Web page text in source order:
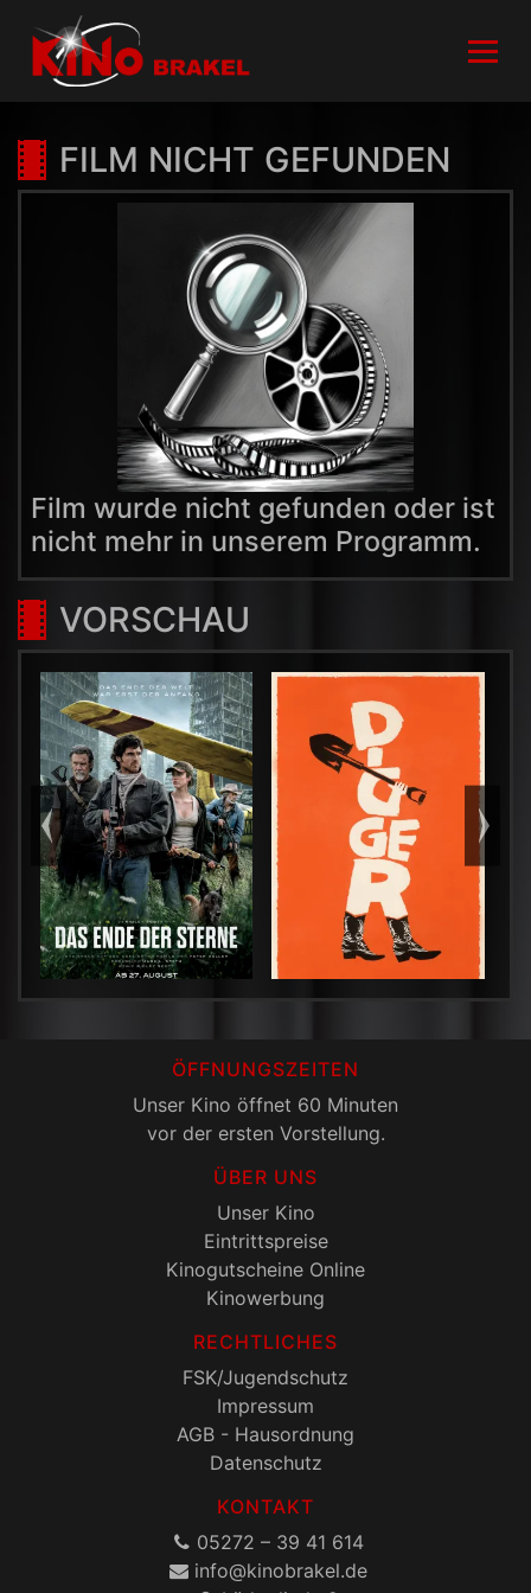
FILM NICHT GEFUNDEN
Film wurde nicht gefunden oder ist
nicht mehr in unserem Programm.
VORSCHAU
ÖFFNUNGSZEITEN
Unser Kino öffnet 60 Minuten
vor der ersten Vorstellung.
ÜBER UNS
Unser Kino
Eintrittspreise
Kinogutscheine Online
Kinowerbung
RECHTLICHES
FSK/Jugendschutz
Impressum
AGB - Hausordnung
Datenschutz
KONTAKT
05272 – 39 41 614
ed.lekarb
onik@ofni